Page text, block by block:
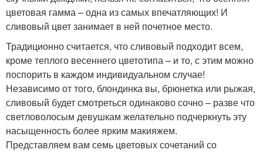
цветовая гамма – одна из самых впечатляющих! И
сливовый цвет занимает в ней почетное место.
Традиционно считается, что сливовый подходит всем,
кроме теплого весеннего цветотипа – и то, с этим можно
поспорить в каждом индивидуальном случае!
Независимо от того, блондинка вы, брюнетка или рыжая,
сливовый будет смотреться одинаково сочно – разве что
светловолосым девушкам желательно подчеркнуть эту
насыщенность более ярким макияжем.
Представляем вам семь цветовых сочетаний со